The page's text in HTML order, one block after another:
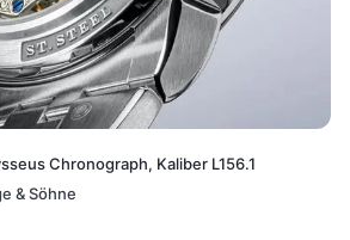
Chronograph, Kaliber L156.1
& Söhne